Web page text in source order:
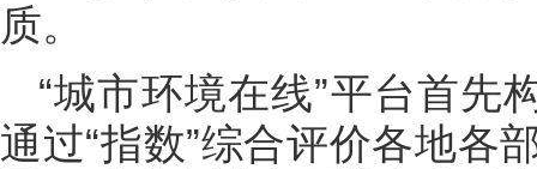
质。
“城市环境在线”平台首先
通过“指数”综合评价各地各